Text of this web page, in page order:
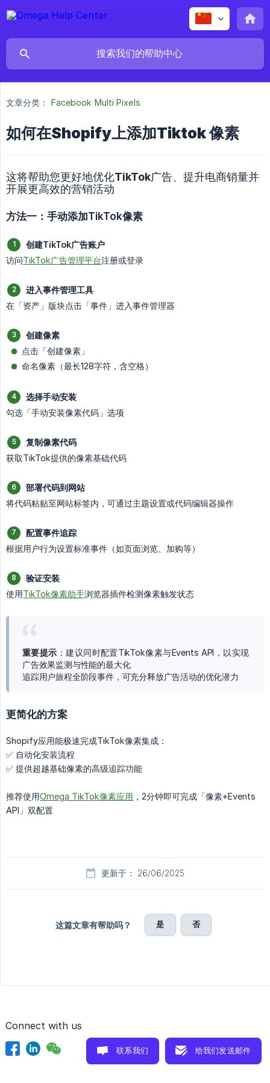
文章分类： Facebook Multi Pixels
如何在Shopify上添加Tiktok 像素
这将帮助您更好地优化TikTok广告、提升电商销量并
开展更高效的营销活动
方法一：手动添加TikTok像素
创建TikTok广告账户
访问TikTok广告管理平台注册或登录
进入事件管理工具
在「资产」版块点击「事件」进入事件管理器
创建像素
点击「创建像素」
命名像素（最长128字符，含空格）
选择手动安装
勾选「手动安装像素代码」选项
复制像素代码
获取TikTok提供的像素基础代码
部署代码到网站
将代码粘贴至网站标签内，可通过主题设置或代码编辑器操作
配置事件追踪
根据用户行为设置标准事件（如页面浏览、加购等）
验证安装
使用TikTok像素助手浏览器插件检测像素触发状态
重要提示 ：建议同时配置TikTok像素与Events API，以实现
广告效果监测与性能的最大化
追踪用户旅程全阶段事件，可充分释放广告活动的优化潜力
更简化的方案
Shopify应用能极速完成TikTok像素集成：
✅ 自动化安装流程
✅ 提供超越基础像素的高级追踪功能
推荐使用Omega TikTok像素应用 ，2分钟即可完成「像素+Events
API」双配置
更新于： 26/06/2025
这篇文章有帮助吗？ 是 否
Connect with us
联系我们 给我们发送邮件